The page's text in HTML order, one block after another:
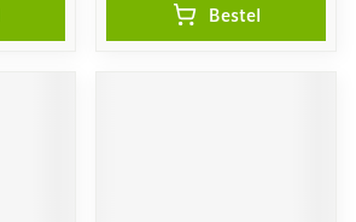
Bestel